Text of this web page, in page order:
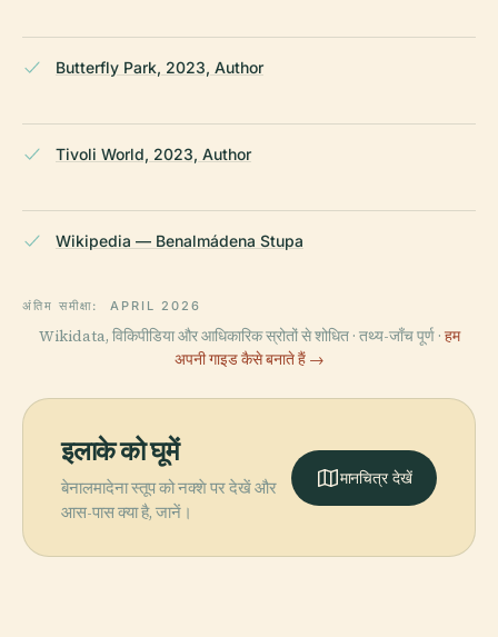
Butterfly Park, 2023, Author
Tivoli World, 2023, Author
Wikipedia — Benalmádena Stupa
अंतिम समीक्षा: APRIL 2026
Wikidata, विकिपीडिया और आधिकारिक स्रोतों से शोधित · तथ्य-जाँच पूर्ण · हम
अपनी गाइड कैसे बनाते हैं →
इलाके को घूमें
बेनालमादेना स्तूप को नक्शे पर देखें और
आस-पास क्या है, जानें।
मानचित्र देखें